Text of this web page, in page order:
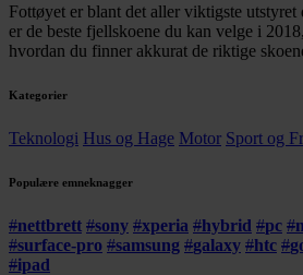
Fottøyet er blant det aller viktigste utstyret
er de beste fjellskoene du kan velge i
hvordan du finner akkurat de riktige
Kategorier
Teknologi Hus og Hage Motor Sport og
Populære emneknagger
#nettbrett #sony #xperia #hybrid #pc #
#surface-pro #samsung #galaxy #htc #
#ipad